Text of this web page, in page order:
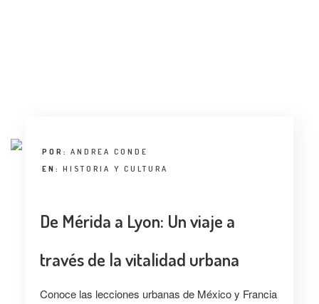
LANDUUM
COLABORADORES
CONSEJO HONORÍFICO
POR: ANDREA CONDE
EN: HISTORIA Y CULTURA
De Mérida a Lyon: Un viaje a
través de la vitalidad urbana
Conoce las lecciones urbanas de México y Francia